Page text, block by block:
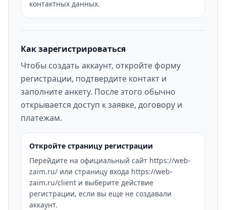
контактных данных.
Как зарегистрироваться
Чтобы создать аккаунт, откройте форму
регистрации, подтвердите контакт и
заполните анкету. После этого обычно
открывается доступ к заявке, договору и
платежам.
Откройте страницу регистрации
Перейдите на официальный сайт https://web-
zaim.ru/ или страницу входа https://web-
zaim.ru/client и выберите действие
регистрации, если вы еще не создавали
аккаунт.